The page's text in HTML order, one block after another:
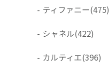
- ティファニー(475)
- シャネル(422)
- カルティエ(396)